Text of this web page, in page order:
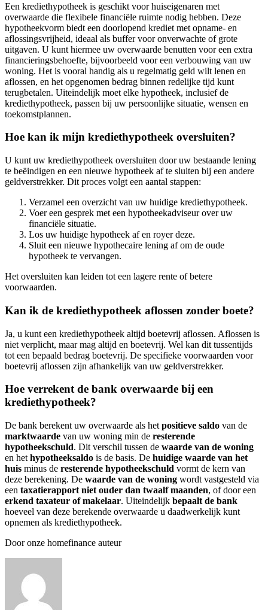
Een krediethypotheek is geschikt voor huiseigenaren met
overwaarde die flexibele financiële ruimte nodig hebben. Deze
hypotheekvorm biedt een doorlopend krediet met opname- en
aflossingsvrijheid, ideaal als buffer voor onverwachte of grote
uitgaven. U kunt hiermee uw overwaarde benutten voor een extra
financieringsbehoefte, bijvoorbeeld voor een verbouwing van uw
woning. Het is vooral handig als u regelmatig geld wilt lenen en
aflossen, en het opgenomen bedrag binnen redelijke tijd kunt
terugbetalen. Uiteindelijk moet elke hypotheek, inclusief de
krediethypotheek, passen bij uw persoonlijke situatie, wensen en
toekomstplannen.
Hoe kan ik mijn krediethypotheek oversluiten?
U kunt uw krediethypotheek oversluiten door uw bestaande lening
te beëindigen en een nieuwe hypotheek af te sluiten bij een andere
geldverstrekker. Dit proces volgt een aantal stappen:
Verzamel een overzicht van uw huidige krediethypotheek.
Voer een gesprek met een hypotheekadviseur over uw
financiële situatie.
Los uw huidige hypotheek af en royer deze.
Sluit een nieuwe hypothecaire lening af om de oude
hypotheek te vervangen.
Het oversluiten kan leiden tot een lagere rente of betere
voorwaarden.
Kan ik de krediethypotheek aflossen zonder boete?
Ja, u kunt een krediethypotheek altijd boetevrij aflossen. Aflossen is
niet verplicht, maar mag altijd en boetevrij. Wel kan dit tussentijds
tot een bepaald bedrag boetevrij. De specifieke voorwaarden voor
boetevrij aflossen zijn afhankelijk van uw geldverstrekker.
Hoe verrekent de bank overwaarde bij een
krediethypotheek?
De bank berekent uw overwaarde als het positieve saldo van de
marktwaarde van uw woning min de resterende
hypotheekschuld. Dit verschil tussen de waarde van de woning
en het hypotheeksaldo is de basis. De huidige waarde van het
huis minus de resterende hypotheekschuld vormt de kern van
deze berekening. De waarde van de woning wordt vastgesteld via
een taxatierapport niet ouder dan twaalf maanden, of door een
erkend taxateur of makelaar. Uiteindelijk bepaalt de bank
hoeveel van deze berekende overwaarde u daadwerkelijk kunt
opnemen als krediethypotheek.
Door onze homefinance auteur